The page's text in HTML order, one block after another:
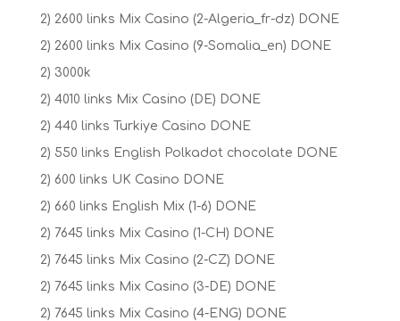
2) 2600 links Mix Casino (2-Algeria_fr-dz) DONE
2) 2600 links Mix Casino (9-Somalia_en) DONE
2) 3000k
2) 4010 links Mix Casino (DE) DONE
2) 440 links Turkiye Casino DONE
2) 550 links English Polkadot chocolate DONE
2) 600 links UK Casino DONE
2) 660 links English Mix (1-6) DONE
2) 7645 links Mix Casino (1-CH) DONE
2) 7645 links Mix Casino (2-CZ) DONE
2) 7645 links Mix Casino (3-DE) DONE
2) 7645 links Mix Casino (4-ENG) DONE